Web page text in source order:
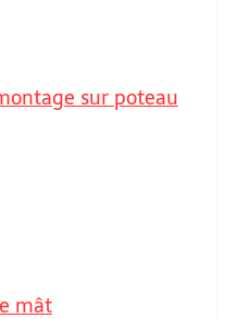
sur poteau
mât